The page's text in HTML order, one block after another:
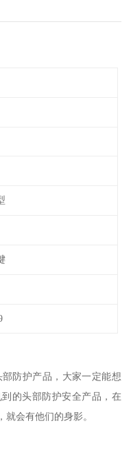
防护产品，大家一定能想
的头部防护安全产品，在
会有他们的身影。